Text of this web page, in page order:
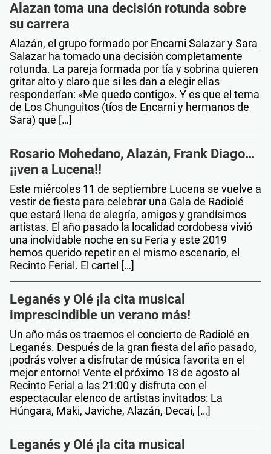
Alazan toma una decisión rotunda sobre
su carrera
Alazán, el grupo formado por Encarni Salazar y Sara
Salazar ha tomado una decisión completamente
rotunda. La pareja formada por tía y sobrina quieren
gritar alto y claro que si les dan a elegir ellas
responderían: «Me quedo contigo». Y es que el tema
de Los Chunguitos (tíos de Encarni y hermanos de
Sara) que […]
Rosario Mohedano, Alazán, Frank Diago…
¡¡ven a Lucena!!
Este miércoles 11 de septiembre Lucena se vuelve a
vestir de fiesta para celebrar una Gala de Radiolé
que estará llena de alegría, amigos y grandísimos
artistas. El año pasado la localidad cordobesa vivió
una inolvidable noche en su Feria y este 2019
hemos querido repetir en el mismo escenario, el
Recinto Ferial. El cartel […]
Leganés y Olé ¡la cita musical
imprescindible un verano más!
Un año más os traemos el concierto de Radiolé en
Leganés. Después de la gran fiesta del año pasado,
¡podrás volver a disfrutar de música favorita en el
mejor entorno! Vente el próximo 18 de agosto al
Recinto Ferial a las 21:00 y disfruta con el
espectacular elenco de artistas invitados: La
Húngara, Maki, Javiche, Alazán, Decai, […]
Leganés y Olé ¡la cita musical